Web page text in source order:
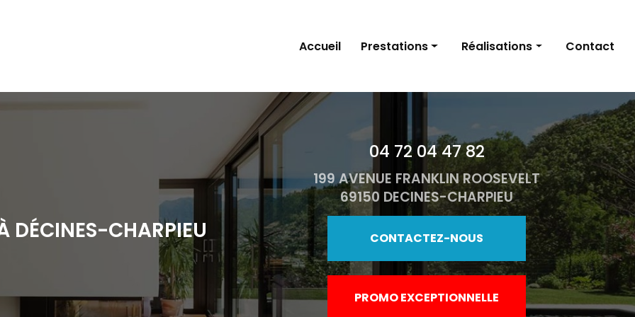
Accueil Prestations
Portes d'entrée
Volets
Stores et pergolas
Porte de garage
Portails
Réalisations
Portes d’entrée
Volets
Stores et pergolas
Porte de garage
Portails
Contact
DÉCINES-CHARPIEU
04 72 04 47 82
199 AVENUE FRANKLIN ROOSEVELT
69150 DECINES-CHARPIEU
CONTACTEZ-NOUS
PROMO EXCEPTIONNELLE